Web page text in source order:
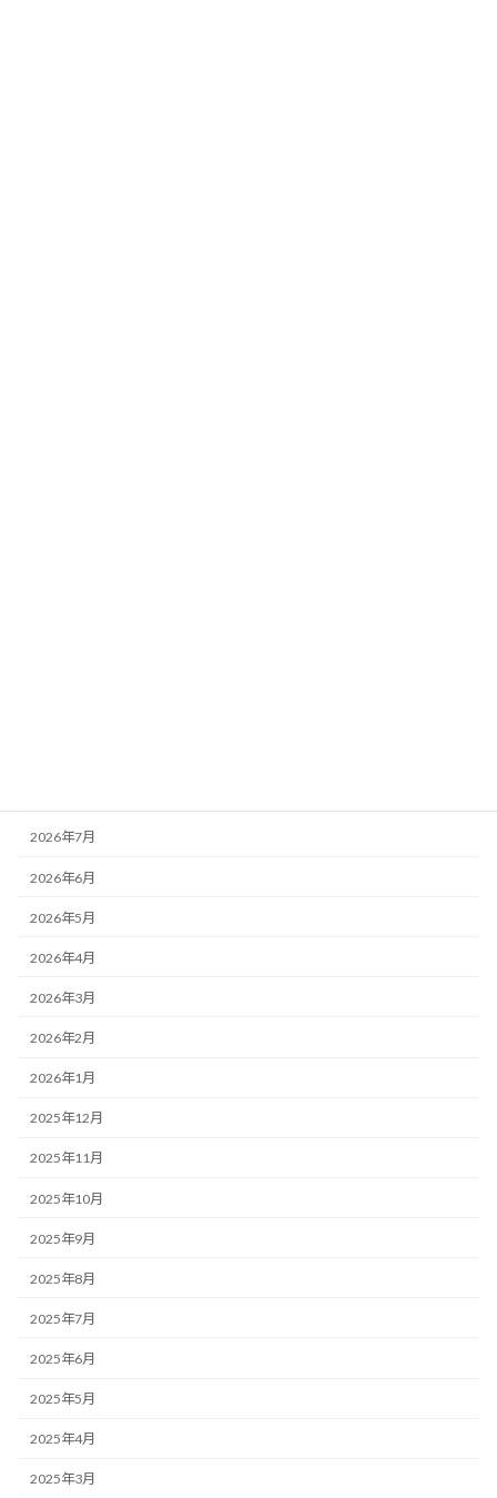
2026年7月
2026年6月
2026年5月
2026年4月
2026年3月
2026年2月
2026年1月
2025年12月
2025年11月
2025年10月
2025年9月
2025年8月
2025年7月
2025年6月
2025年5月
2025年4月
2025年3月